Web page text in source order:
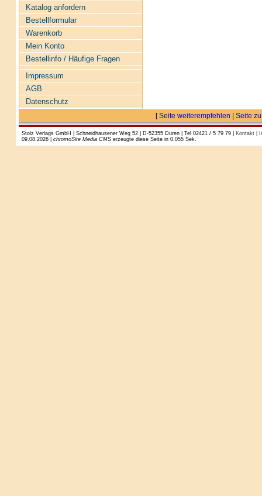
Katalog anfordern
Bestellformular
Warenkorb
Mein Konto
Bestellinfo / Häufige Fragen
Impressum
AGB
Datenschutz
[Seite weiterempfehlen Seite
Stolz Verlags GmbH | Schneidhausener Weg 52 | D-52355 Düren | Tel 02421 / 5 79 79 | Kontakt|
09.08.2026 | chromoSite Media CMSerzeugte diese Seite in 0.055 Sek.